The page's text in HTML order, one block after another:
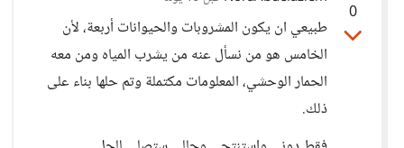
0
طبيعي ان يكون المشروبات والحيوانات أربعة، لأن
الخامس هو من نسأل عنه من يشرب المياه ومن معه
الحمار الوحشي، المعلومات مكتملة وتم حلها بناء على
ذلك.